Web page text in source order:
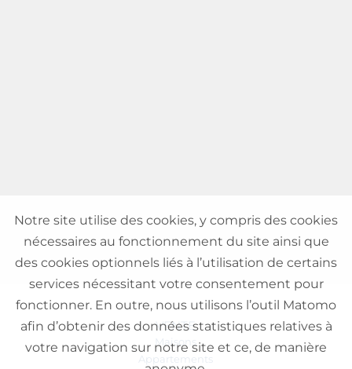
VENTE
Maisons
Appartements
Notre site utilise des cookies, y compris des cookies
nécessaires au fonctionnement du site ainsi que
des cookies optionnels liés à l’utilisation de certains
services nécessitant votre consentement pour
fonctionner. En outre, nous utilisons l’outil Matomo
afin d’obtenir des données statistiques relatives à
votre navigation sur notre site et ce, de manière